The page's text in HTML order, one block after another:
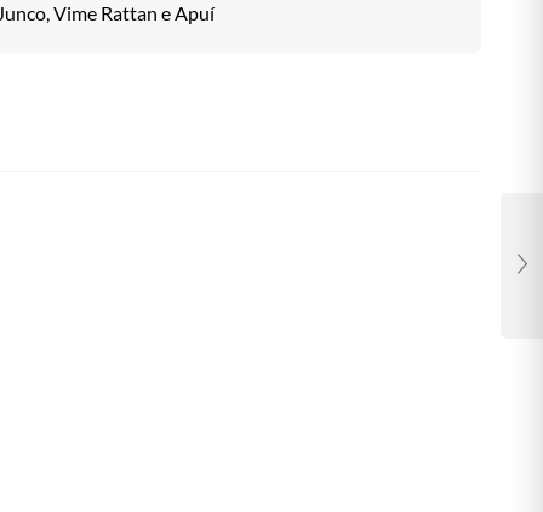
Vime Rattan e Apuí